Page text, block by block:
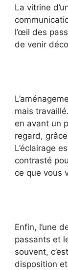
La vitrine
l’œil des
de venir
mais
en avant un
regard,
L’éclairage
contrasté
ce que vous
Enfin, l’une
passants et
souvent,
disposition